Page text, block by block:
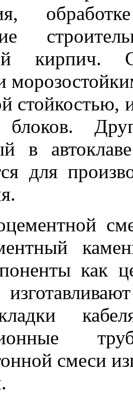
кирпич.
стойкостью,
блоков.
в
для
как
смеси